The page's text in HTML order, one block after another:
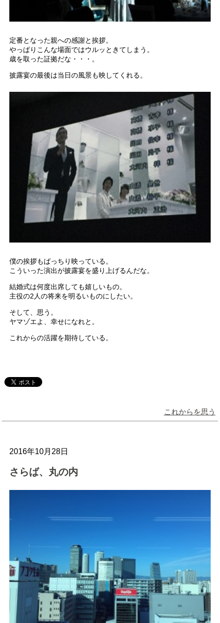
定番となった親への感謝と挨拶。
やっぱりこんな場面ではウルッときてしまう。
歳を取った証拠だな・・・。
披露宴の最後は当日の風景も映してくれる。
僕の挨拶もばっちり映っている。
こういった演出が披露宴を盛り上げるんだな。
結婚式は何度出席しても嬉しいもの。
主役の2人の将来を明るいものにしたい。
そして、思う。
ヤマゾエよ、幸せになれと。
これからの活躍を期待している。
これからを思う
2016年10月28日
さらば、丸の内